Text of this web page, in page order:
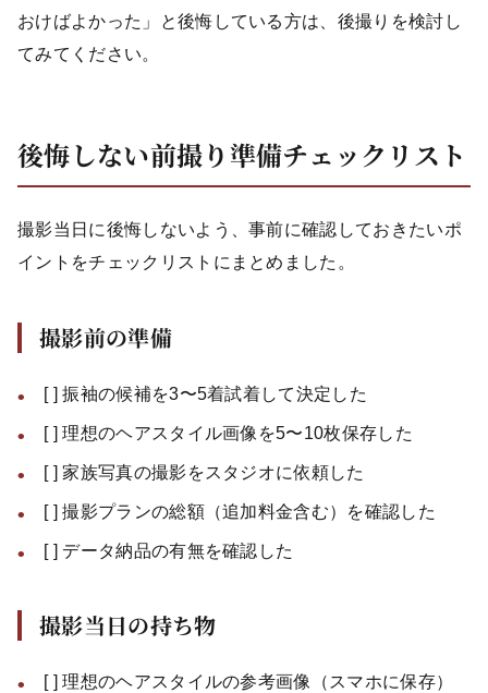
おけばよかった」と後悔している方は、後撮りを検討し
てみてください。
後悔しない前撮り準備チェックリスト
撮影当日に後悔しないよう、事前に確認しておきたいポ
イントをチェックリストにまとめました。
撮影前の準備
[ ] 振袖の候補を3〜5着試着して決定した
[ ] 理想のヘアスタイル画像を5〜10枚保存した
[ ] 家族写真の撮影をスタジオに依頼した
[ ] 撮影プランの総額（追加料金含む）を確認した
[ ] データ納品の有無を確認した
撮影当日の持ち物
[ ] 理想のヘアスタイルの参考画像（スマホに保存）